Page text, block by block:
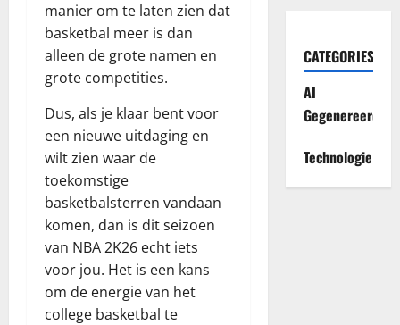
manier om te laten zien dat
basketbal meer is dan
alleen de grote namen en
grote competities.
Dus, als je klaar bent voor
een nieuwe uitdaging en
wilt zien waar de
toekomstige
basketbalsterren vandaan
komen, dan is dit seizoen
van NBA 2K26 echt iets
voor jou. Het is een kans
om de energie van het
college basketbal te
CATEGORIES
AI
Gegenereerd
Technologie